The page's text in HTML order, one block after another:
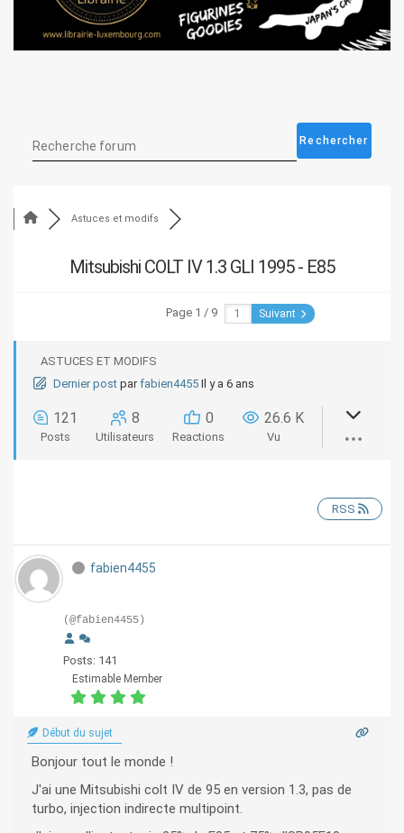
Astuces et modifs
Mitsubishi COLT IV 1.3 GLI 1995 - E85
Page 1 / 9 Suivant
ASTUCES ET MODIFS
Dernier post par fabien4455 Il y a 6 ans
121
Posts
8
Utilisateurs
0
Reactions
26.6 K
Vu
RSS
fabien4455
(@fabien4455)
Posts: 141
Estimable Member
Début du sujet
Bonjour tout le monde !
J'ai une Mitsubishi colt IV de 95 en version 1.3, pas de
turbo, injection indirecte multipoint.